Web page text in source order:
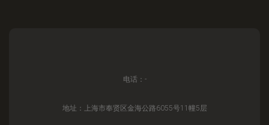
电话：-
地址：上海市奉贤区金海公路6055号11幢5层